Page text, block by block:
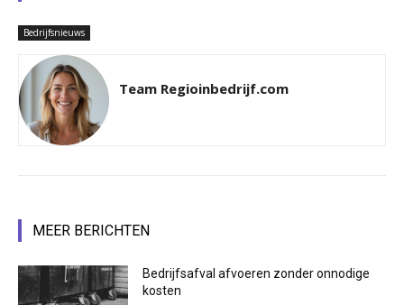
Bedrijfsnieuws
Team Regioinbedrijf.com
MEER BERICHTEN
Bedrijfsafval afvoeren zonder onnodige
kosten